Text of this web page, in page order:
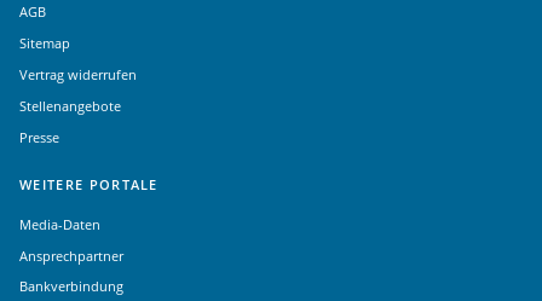
AGB
Sitemap
Vertrag widerrufen
Stellenangebote
Presse
WEITERE PORTALE
Media-Daten
Ansprechpartner
Bankverbindung